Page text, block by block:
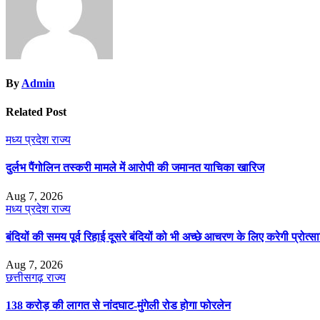
ByAdmin
Related Post
मध्य प्रदेशराज्य
दुर्लभ पैंगोलिन तस्करी मामले में आरोपी की जमानत याचिका खारिज
Aug 7, 2026
मध्य प्रदेशराज्य
बंदियों की समय पूर्व रिहाई दूसरे बंदियों को भी अच्छे आचरण के लिए करेगी
Aug 7, 2026
छत्तीसगढ़राज्य
138 करोड़ की लागत से नांदघाट-मुंगेली रोड होगा फोरलेन